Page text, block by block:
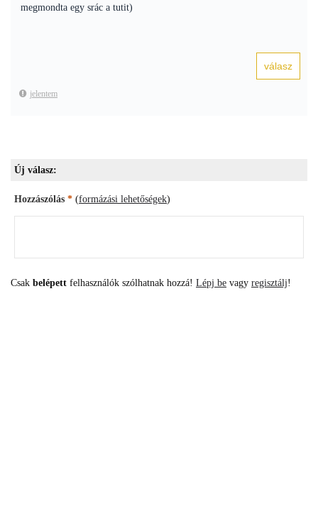
megmondta egy srác a tutit)
jelentem
Új válasz:
Hozzászólás * (formázási lehetőségek)
Csak belépett felhasználók szólhatnak hozzá! Lépj be vagy regisztálj!